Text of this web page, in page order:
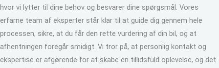
hvor vi lytter til dine behov og besvarer dine spørgsmål. Vores
erfarne team af eksperter står klar til at guide dig gennem hele
processen, sikre, at du får den rette vurdering af din bil, og at
afhentningen foregår smidigt. Vi tror på, at personlig kontakt og
ekspertise er afgørende for at skabe en tillidsfuld oplevelse, og det